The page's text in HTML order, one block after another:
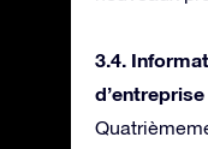
3.4.
d’entreprise